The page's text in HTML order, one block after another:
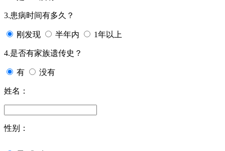
3.患病时间有多久？
刚发现 半年内 1年以上
4.是否有家族遗传史？
有 没有
姓名：
性别：